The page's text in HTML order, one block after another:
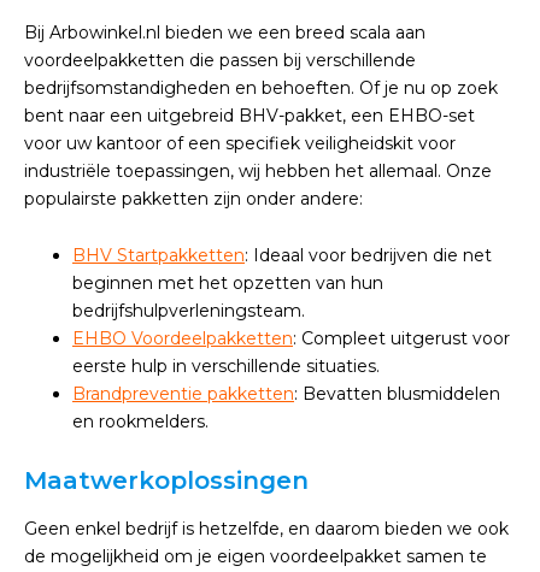
Bij Arbowinkel.nl bieden we een breed scala aan
voordeelpakketten die passen bij verschillende
bedrijfsomstandigheden en behoeften. Of je nu op zoek
bent naar een uitgebreid BHV-pakket, een EHBO-set
voor uw kantoor of een specifiek veiligheidskit voor
industriële toepassingen, wij hebben het allemaal. Onze
populairste pakketten zijn onder andere:
BHV Startpakketten: Ideaal voor bedrijven die net
beginnen met het opzetten van hun
bedrijfshulpverleningsteam.
EHBO Voordeelpakketten: Compleet uitgerust voor
eerste hulp in verschillende situaties.
Brandpreventie pakketten: Bevatten blusmiddelen
en rookmelders.
Maatwerkoplossingen
Geen enkel bedrijf is hetzelfde, en daarom bieden we ook
de mogelijkheid om je eigen voordeelpakket samen te